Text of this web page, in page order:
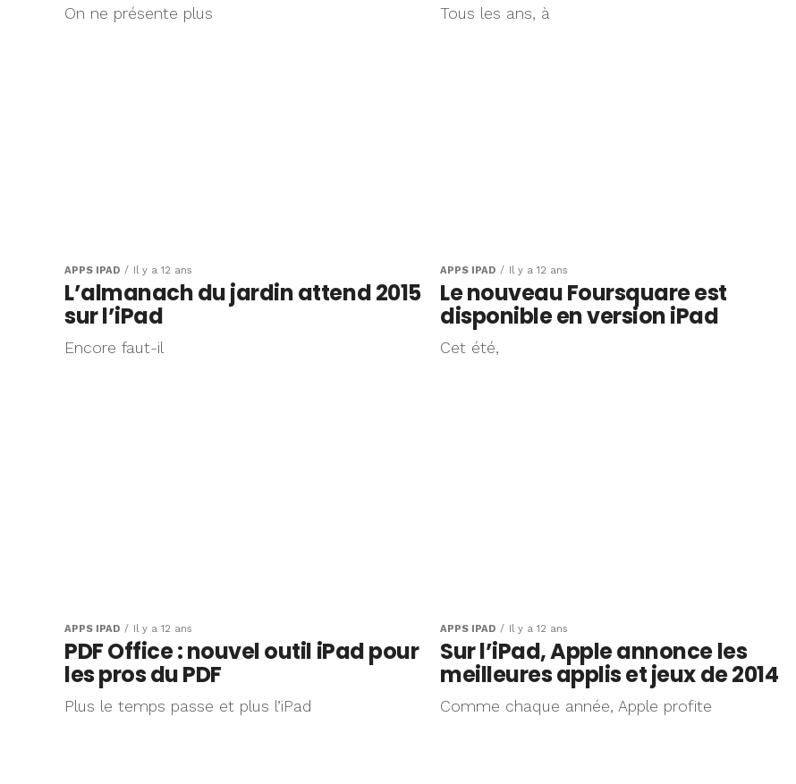
On ne présente plus Tous les ans, à
APPS IPAD Il y a 12 ans
L’almanach du jardin attend 2015
sur l’iPad
Encore faut-il
APPS IPAD Il y a 12 ans
Le nouveau Foursquare est
disponible en version iPad
Cet été,
APPS IPAD Il y a 12 ans
PDF Office : nouvel outil iPad pour
les pros du PDF
Plus le temps passe et plus l’iPad
APPS IPAD Il y a 12 ans
Sur l’iPad, Apple annonce les
meilleures applis et jeux de 2014
Comme chaque année, Apple profite